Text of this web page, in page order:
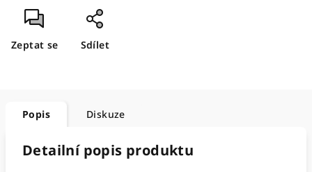
Zeptat se Sdílet
Popis Diskuze
Detailní popis produktu